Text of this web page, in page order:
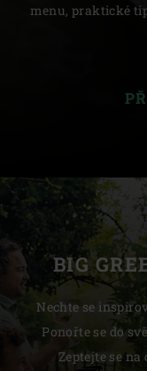
menu, praktické
BIG
Nechte se
Ponořte se do
Zeptejte se na